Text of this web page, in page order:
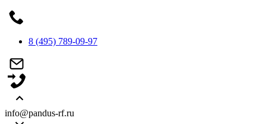
8 (495) 789-09-97
info@pandus-rf.ru